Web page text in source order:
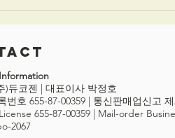
의 시험과 평가의
신화 사례/와이즈플
)듀코젠 | 대표이사 박정호
번호 655-87-00359 | 통신판매업신고
655-87-00359 | Mail-order
2067